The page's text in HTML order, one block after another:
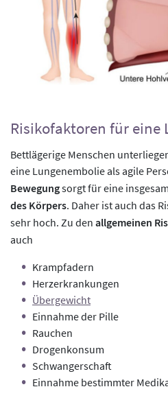
Risikofaktoren für eine
Bettlägerige Menschen
eine Lungenembolie als agile
Bewegungsorgt für eine
des Körpers. Daher ist auch das
sehr hoch. Zu den allgemeinen
auch
Krampfadern
Herzerkrankungen
Übergewicht
Einnahme der Pille
Rauchen
Drogenkonsum
Schwangerschaft
Einnahme bestimmter